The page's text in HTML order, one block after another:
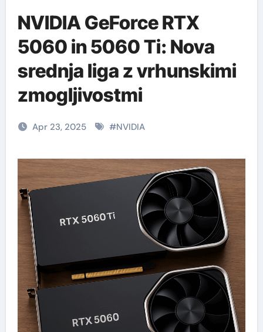
NVIDIA GeForce RTX
5060 in 5060 Ti: Nova
srednja liga z vrhunskimi
zmogljivostmi
Apr 23, 2025 #NVIDIA